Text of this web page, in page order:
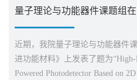
近期，我院量子理论与功能器件
进功能材料》上发表了题为“High-
Powered Photodetector Based on